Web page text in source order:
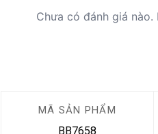
Chưa có đánh giá
MÃ SẢN PHẨM
BB7658